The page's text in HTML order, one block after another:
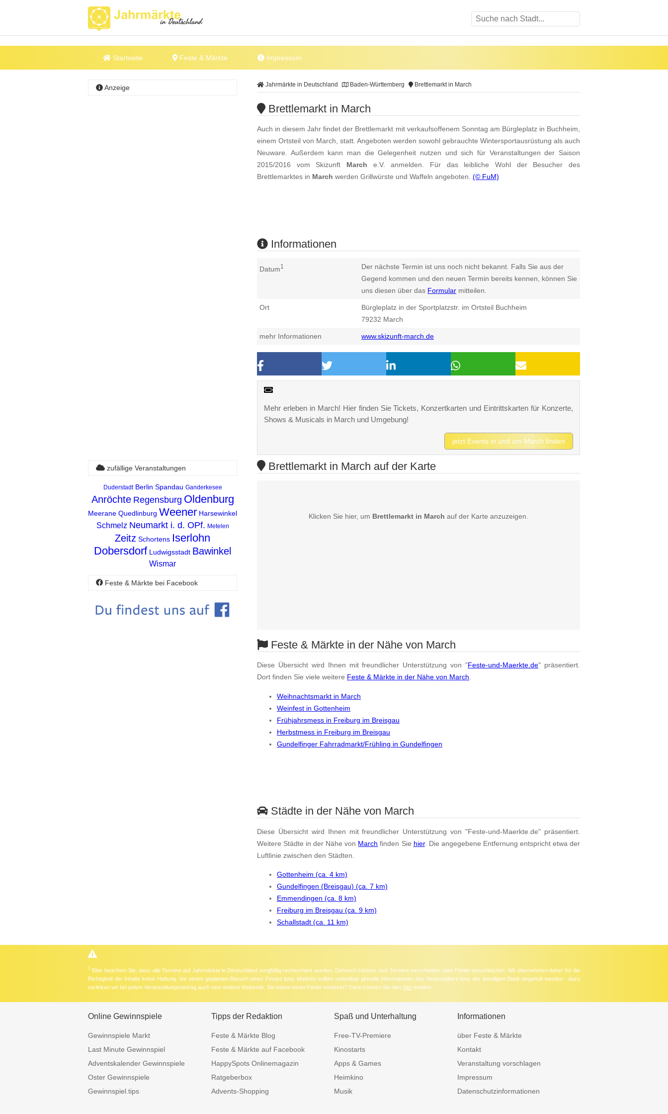
Startseite Feste & Märkte Impressum
Jahrmärkte in Deutschland Baden-Württemberg Brettlemarkt in March
Brettlemarkt in March
Auch in diesem Jahr findet der Brettlemarkt mit verkaufsoffenem Sonntag am Bürgleplatz in Buchheim,
einem Ortsteil von March, statt. Angeboten werden sowohl gebrauchte Wintersportausrüstung als auch
Neuware. Außerdem kann man die Gelegenheit nutzen und sich für Veranstaltungen der Saison
2015/2016 vom Skizunft March e.V. anmelden. Für das leibliche Wohl der Besucher des
Brettlemarktes in March werden Grillwürste und Waffeln angeboten. (© FuM)
Informationen
Datum1
Der nächste Termin ist uns noch nicht bekannt. Falls Sie aus der
Gegend kommen und den neuen Termin bereits kennen, können Sie
uns diesen über das Formular mitteilen.
Ort
Bürgleplatz in der Sportplatzstr. im Ortsteil Buchheim
79232 March
mehr Informationen www.skizunft-march.de
Mehr erleben in March! Hier finden Sie Tickets, Konzertkarten und Eintrittskarten für Konzerte,
Shows & Musicals in March und Umgebung!
jetzt Events in und um March finden
Anzeige
Brettlemarkt in March auf der Karte
Klicken Sie hier, um Brettlemarkt in March auf der Karte anzuzeigen.
Feste & Märkte in der Nähe von March
Diese Übersicht wird Ihnen mit freundlicher Unterstützung von "Feste-und-Maerkte.de" präsentiert.
Dort finden Sie viele weitere Feste & Märkte in der Nähe von March.
Weihnachtsmarkt in March
Weinfest in Gottenheim
Frühjahrsmess in Freiburg im Breisgau
Herbstmess in Freiburg im Breisgau
Gundelfinger Fahrradmarkt/Frühling in Gundelfingen
Städte in der Nähe von March
Diese Übersicht wird Ihnen mit freundlicher Unterstützung von "Feste-und-Maerkte.de" präsentiert.
Weitere Städte in der Nähe von March finden Sie hier. Die angegebene Entfernung entspricht etwa der
Luftlinie zwischen den Städten.
Gottenheim (ca. 4 km)
Gundelfingen (Breisgau) (ca. 7 km)
Emmendingen (ca. 8 km)
Freiburg im Breisgau (ca. 9 km)
Schallstadt (ca. 11 km)
zufällige Veranstaltungen
Duderstadt Berlin Spandau Ganderkesee
Anröchte Regensburg Oldenburg
Meerane Quedlinburg Weener Harsewinkel
Schmelz Neumarkt i. d. OPf. Metelen
Zeitz Schortens Iserlohn
Dobersdorf Ludwigsstadt Bawinkel
Wismar
Feste & Märkte bei Facebook
1 Bitte beachten Sie, dass alle Termine auf Jahrmärkte in Deutschland sorgfältig recherchiert wurden. Dennoch können sich Termine verschieben oder Fehler einschleichen. Wir übernehmen daher für die
Richtigkeit der Inhalte keine Haftung. Vor einem geplanten Besuch eines Festes bzw. Marktes sollten unbedingt aktuelle Informationen des Veranstalters bzw. der jeweiligen Stadt eingeholt werden - dazu
verlinken wir bei jedem Veranstaltungseintrag auch eine weitere Webseite. Sie haben einen Fehler entdeckt? Dann können Sie dies hier melden.
Online Gewinnspiele
Gewinnspiele Markt
Last Minute Gewinnspiel
Adventskalender Gewinnspiele
Oster Gewinnspiele
Gewinnspiel.tips
Tipps der Redaktion
Feste & Märkte Blog
Feste & Märkte auf Facebook
HappySpots Onlinemagazin
Ratgeberbox
Advents-Shopping
Spaß und Unterhaltung
Free-TV-Premiere
Kinostarts
Apps & Games
Heimkino
Musik
Informationen
über Feste & Märkte
Kontakt
Veranstaltung vorschlagen
Impressum
Datenschutzinformationen